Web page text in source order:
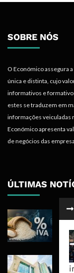
SOBRE NÓS
O Económico assegura
única e distinta, cujo
informativos e
estes se traduzem em
informações veiculadas
Económico apresenta
de negócios das
ÚLTIMAS